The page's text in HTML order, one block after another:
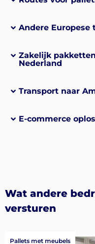
Andere
Zakelijk
Nederland
Transport naar
E-commerce
Wat andere
versturen
Pallets met meubels